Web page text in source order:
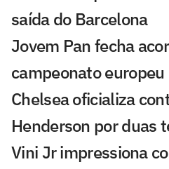
saída do Barcelona
Jovem Pan fecha
campeonato europeu
Chelsea oficializa
Henderson por duas
Vini Jr impressiona